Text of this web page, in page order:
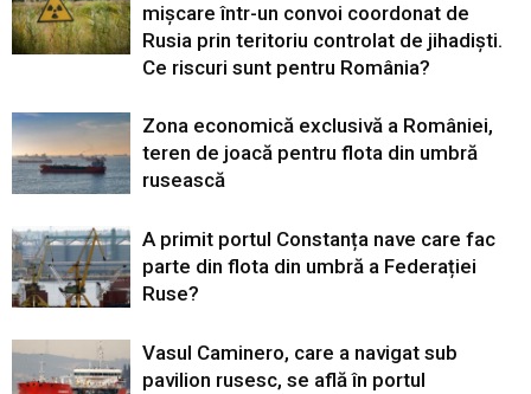
mișcare într-un convoi coordonat de
Rusia prin teritoriu controlat de jihadiști.
Ce riscuri sunt pentru România?
Zona economică exclusivă a României,
teren de joacă pentru flota din umbră
rusească
A primit portul Constanța nave care fac
parte din flota din umbră a Federației
Ruse?
Vasul Caminero, care a navigat sub
pavilion rusesc, se află în portul